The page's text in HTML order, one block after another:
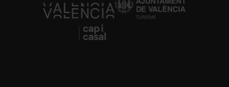
https://fundacion.visitvalencia.com/